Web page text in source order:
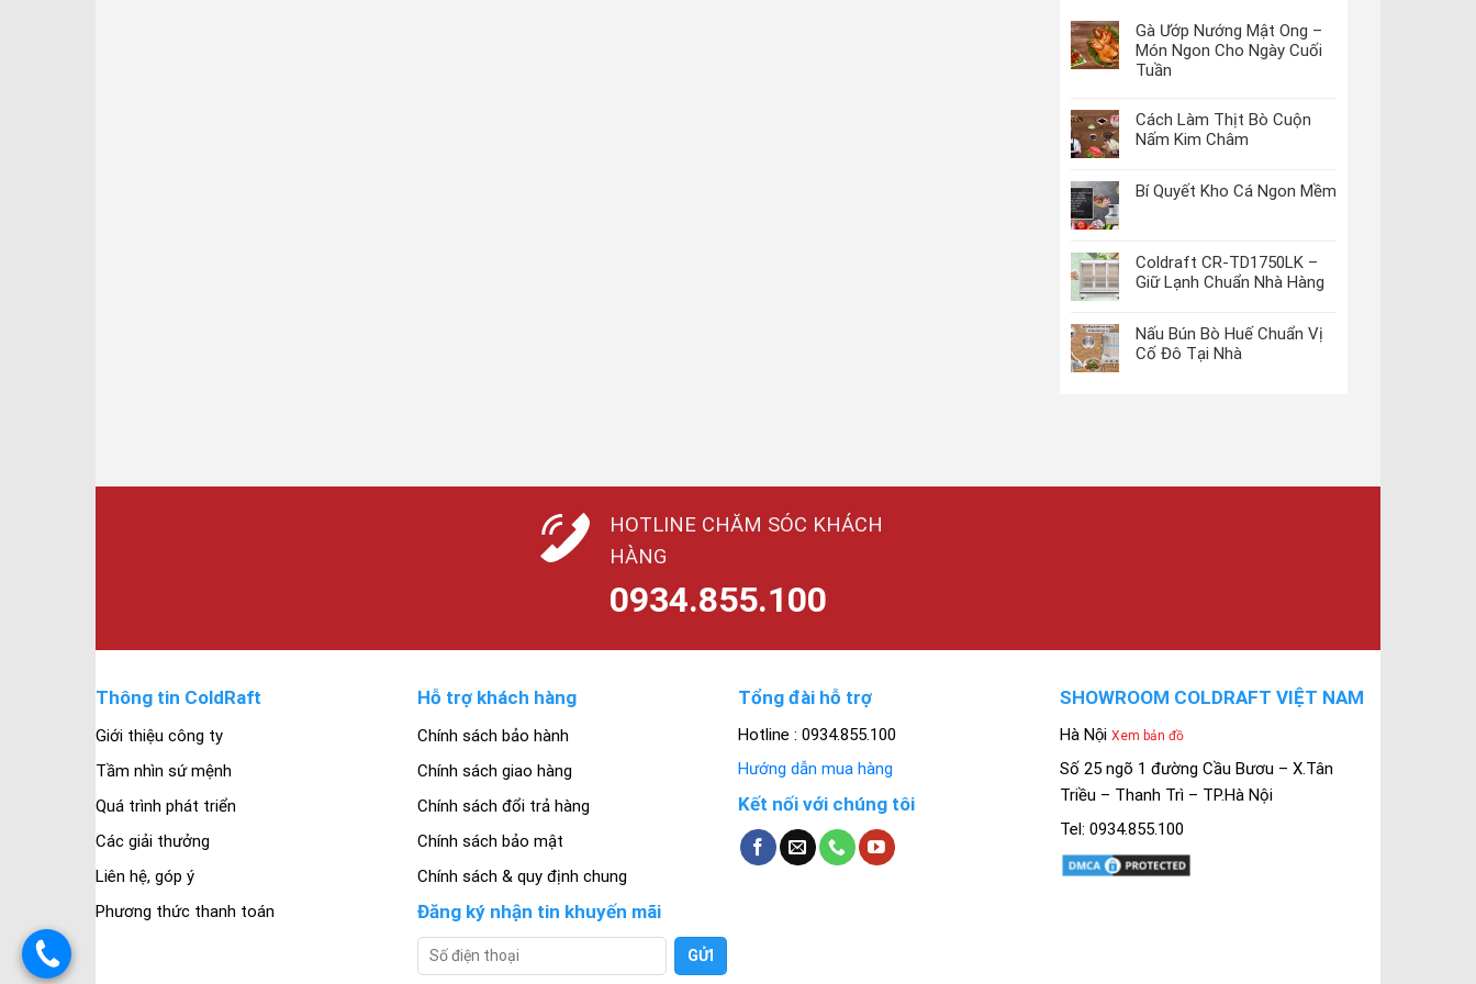
Gà Ướp Nướng Mật Ong –
Món Ngon Cho Ngày Cuối
Tuần
Cách Làm Thịt Bò Cuộn
Nấm Kim Châm
Bí Quyết Kho Cá Ngon Mềm
Coldraft CR-TD1750LK –
Giữ Lạnh Chuẩn Nhà Hàng
Nấu Bún Bò Huế Chuẩn Vị
Cố Đô Tại Nhà
HOTLINE CHĂM SÓC KHÁCH
HÀNG
0934.855.100
Thông tin ColdRaft
Giới thiệu công ty
Tầm nhìn sứ mệnh
Quá trình phát triển
Các giải thưởng
Liên hệ, góp ý
Phương thức thanh toán
Hỗ trợ khách hàng
Chính sách bảo hành
Chính sách giao hàng
Chính sách đổi trả hàng
Chính sách bảo mật
Chính sách & quy định chung
Đăng ký nhận tin khuyến mãi
Tổng đài hỗ trợ
Hotline : 0934.855.100
Hướng dẫn mua hàng
Kết nối với chúng tôi
SHOWROOM COLDRAFT VIỆT NAM
Hà Nội Xem bản đồ
Số 25 ngõ 1 đường Cầu Bươu – X.Tân
Triều – Thanh Trì – TP.Hà Nội
Tel: 0934.855.100
.